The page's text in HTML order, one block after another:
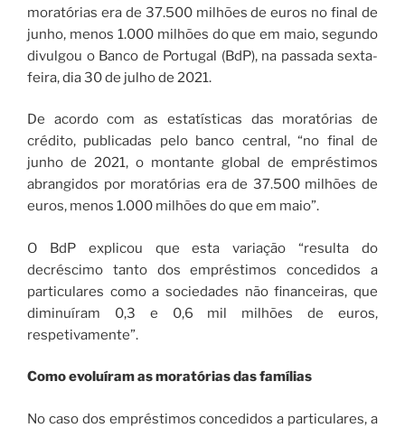
moratórias era de 37.500 milhões de euros no final de
junho, menos 1.000 milhões do que em maio, segundo
divulgou o Banco de Portugal (BdP), na passada sexta-
feira, dia 30 de julho de 2021.
De acordo com as estatísticas das moratórias de
crédito, publicadas pelo banco central, “no final de
junho de 2021, o montante global de empréstimos
abrangidos por moratórias era de 37.500 milhões de
euros, menos 1.000 milhões do que em maio”.
O BdP explicou que esta variação “resulta do
decréscimo tanto dos empréstimos concedidos a
particulares como a sociedades não financeiras, que
diminuíram 0,3 e 0,6 mil milhões de euros,
respetivamente”.
Como evoluíram as moratórias das famílias
No caso dos empréstimos concedidos a particulares, a